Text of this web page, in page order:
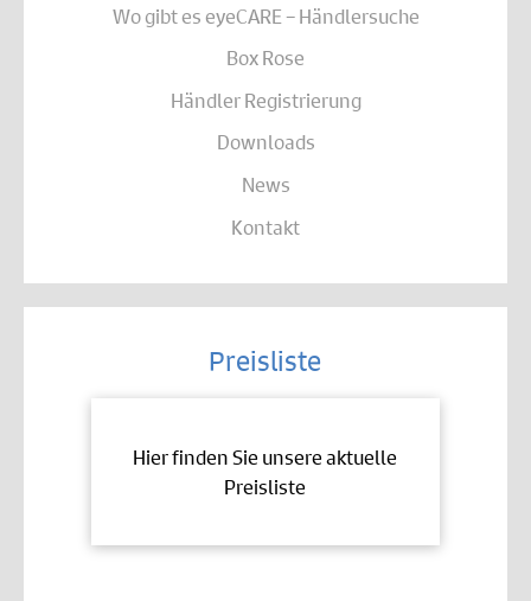
Wo gibt es eyeCARE – Händlersuche
Box Rose
Händler Registrierung
Downloads
News
Kontakt
Preisliste
Hier finden Sie unsere aktuelle
Preisliste